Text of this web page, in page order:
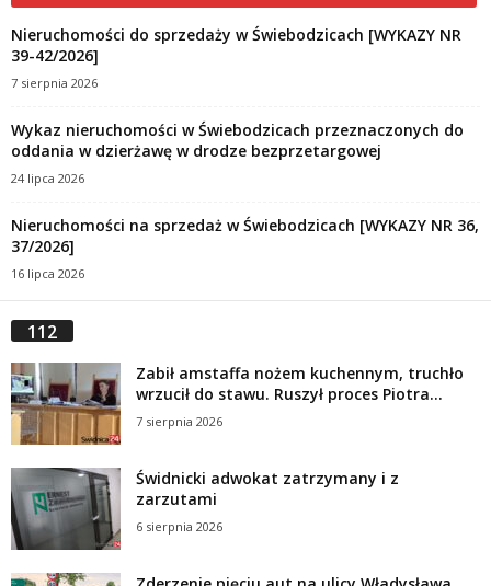
Nieruchomości do sprzedaży w Świebodzicach [WYKAZY NR
39-42/2026]
7 sierpnia 2026
Wykaz nieruchomości w Świebodzicach przeznaczonych do
oddania w dzierżawę w drodze bezprzetargowej
24 lipca 2026
Nieruchomości na sprzedaż w Świebodzicach [WYKAZY NR 36,
37/2026]
16 lipca 2026
112
Zabił amstaffa nożem kuchennym, truchło
wrzucił do stawu. Ruszył proces Piotra...
7 sierpnia 2026
Świdnicki adwokat zatrzymany i z
zarzutami
6 sierpnia 2026